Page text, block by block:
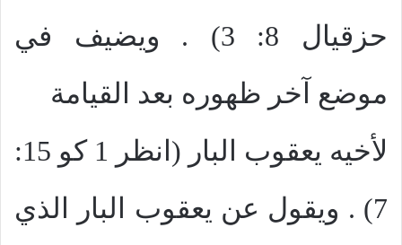
حزقيال 8: 3) . ويضيف في
موضع آخر ظهوره بعد القيامة
لأخيه يعقوب البار (انظر 1 كو 15:
7) . ويقول عن يعقوب البار الذي